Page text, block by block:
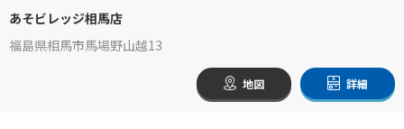
あそビレッジ相馬店
福島県相馬市馬場野山越13
地図 詳細